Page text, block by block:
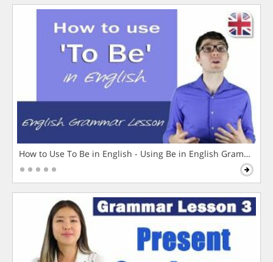
How to Use To Be in English - Using Be in English Grammar